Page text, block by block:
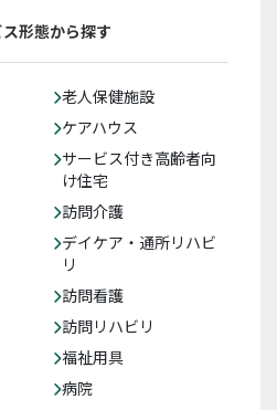
形態から探す
老人保健施設
ケアハウス
サービス付き高齢者向
け住宅
訪問介護
デイケア・通所リハビ
リ
訪問看護
訪問リハビリ
福祉用具
病院